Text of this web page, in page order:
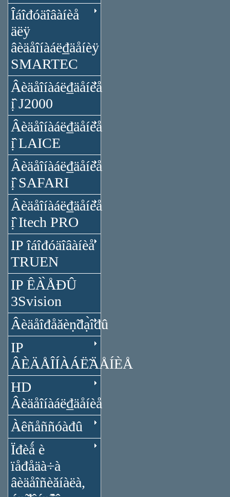
Îáîđóäîâàíèå
äëÿ
âèäåîíàáë₫äåíèÿ
SMARTEC
Âèäåîíàáë₫äåíèå
ị̂ J2000
Âèäåîíàáë₫äåíèå
ị̂ LAICE
Âèäåîíàáë₫äåíèå
ị̂ SAFARI
Âèäåîíàáë₫äåíèå
ị̂ Itech PRO
IP îáîđóäîâàíèå
TRUEN
IP ÊÀ̀ÅĐÛ
3Svision
Âèäåîđåăèṇ̃đạ̀îđû
IP
ÂÈÄÅÎÍÀÁË̃ÄÅÍÈÅ
HD
Âèäåîíàáë₫äåíèå
Àêñåññóàđû
Ïđèǻ è
ïåđåäà÷à
âèäåîñèăíàëà,